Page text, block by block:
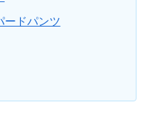
ードパンツ